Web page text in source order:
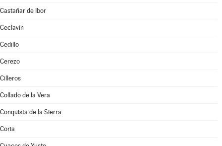
Castañar de Ibor
Ceclavín
Cedillo
Cerezo
Cilleros
Collado de la Vera
Conquista de la Sierra
Coria